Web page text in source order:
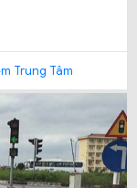
Trung Tâm